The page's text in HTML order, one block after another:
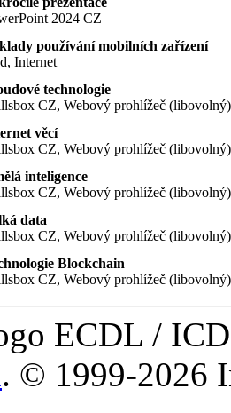
2024 CZ
používání mobilních zařízení
Internet
technologie
CZ, Webový prohlížeč
věcí
CZ, Webový prohlížeč
inteligence
CZ, Webový prohlížeč
data
CZ, Webový prohlížeč
Blockchain
CZ, Webový prohlížeč
ECDL /
. © 1999-2026